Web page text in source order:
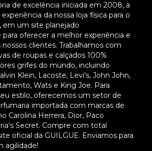
de excelência iniciada em 2008, a
da nossa loja física para o
em um site planejado
oferecer a melhor experiência e
clientes. Trabalhamos com
de roupas e calçados 100%
grifes do mundo, incluindo
Klein, Lacoste, Levi's, John John,
Wats e King Joe. Para
estilo, oferecemos um setor de
importada com marcas de
Carolina Herrera, Dior, Paco
Secret. Compre com total
oficial da GUILGUE. Enviamos para
agilidade!